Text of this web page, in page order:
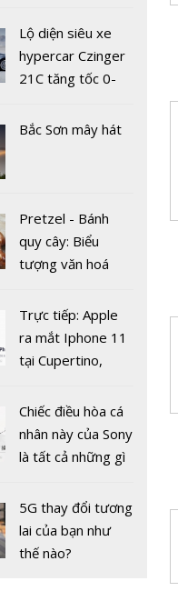
PHEV mang đậm
dấu ấn Samurai
hiệu suất pin?
BYD Fest 102
Mùa 2: BYD bắt
tay Grab, ưu đãi
xe điện tới 125
hàng tại khu dịch
vụ trong dịch
Covid-19
Lộ diện siêu xe
hypercar Czinger
21C tăng tốc 0-
2 giây
Bắc Sơn mây hát
Pretzel - Bánh
quy cây: Biểu
tượng văn hoá
tranh cãi về nguồn
gốc
Trực tiếp: Apple
ra mắt Iphone 11
tại Cupertino,
Chiếc điều hòa cá
nhân này của Sony
là tất cả những gì
sót qua mùa hè
nóng nực
5G thay đổi tương
lai của bạn như
thế nào?